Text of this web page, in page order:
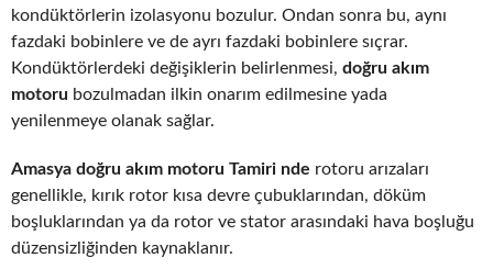
kondüktörlerin izolasyonu bozulur. Ondan sonra bu, aynı
fazdaki bobinlere ve de ayrı fazdaki bobinlere sıçrar.
Kondüktörlerdeki değişiklerin belirlenmesi, doğru akım
motoru bozulmadan ilkin onarım edilmesine yada
yenilenmeye olanak sağlar.
Amasya doğru akım motoru Tamiri nde rotoru arızaları
genellikle, kırık rotor kısa devre çubuklarından, döküm
boşluklarından ya da rotor ve stator arasındaki hava boşluğu
düzensizliğinden kaynaklanır.